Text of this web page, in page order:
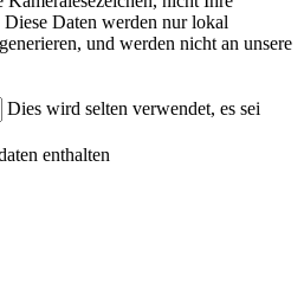
Daten werden nur lokal
und werden nicht an unsere
Dies wird selten verwendet, es sei
enthalten